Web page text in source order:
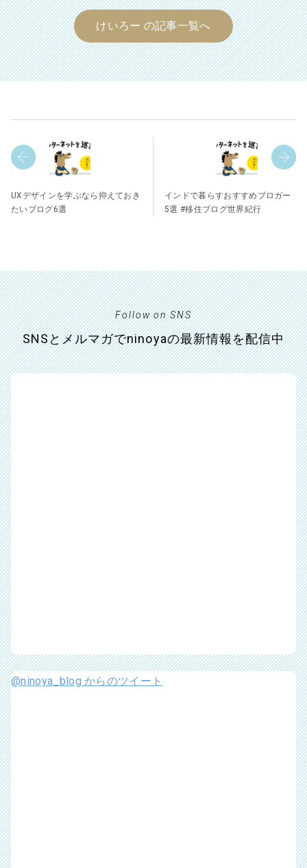
けいろー の記事一覧へ
UXデザインを学ぶなら抑えておき
たいブログ6選
インドで暮らすおすすめブロガー
5選 #移住ブログ世界紀行
Follow on SNS
SNSとメルマガでninoyaの最新情報を配信中
@ninoya_blog からのツイート